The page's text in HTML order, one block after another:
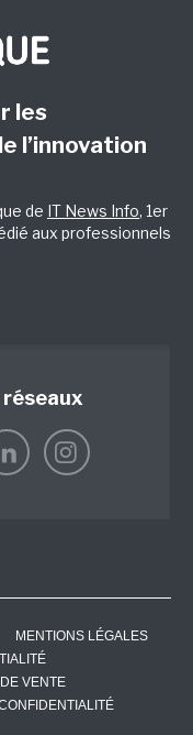
les
l’innovation
de IT News Info, 1er
aux professionnels
réseaux
MENTIONS LÉGALES
VENTE